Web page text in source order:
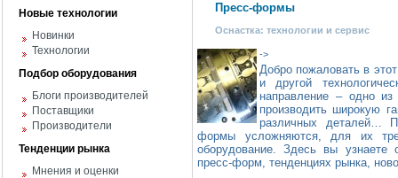
Новые технологии
Новинки
Технологии
Подбор оборудования
Блоги производителей
Поставщики
Производители
Тенденции рынка
Мнения и оценки
Пресс-формы
Оснастка: технологии и сервис
->
Добро пожаловать в
и другой
направление – одно
производить широкую
различных деталей…
формы усложняются, для их
оборудование. Здесь вы узнаете
пресс-форм, тенденциях рынка,